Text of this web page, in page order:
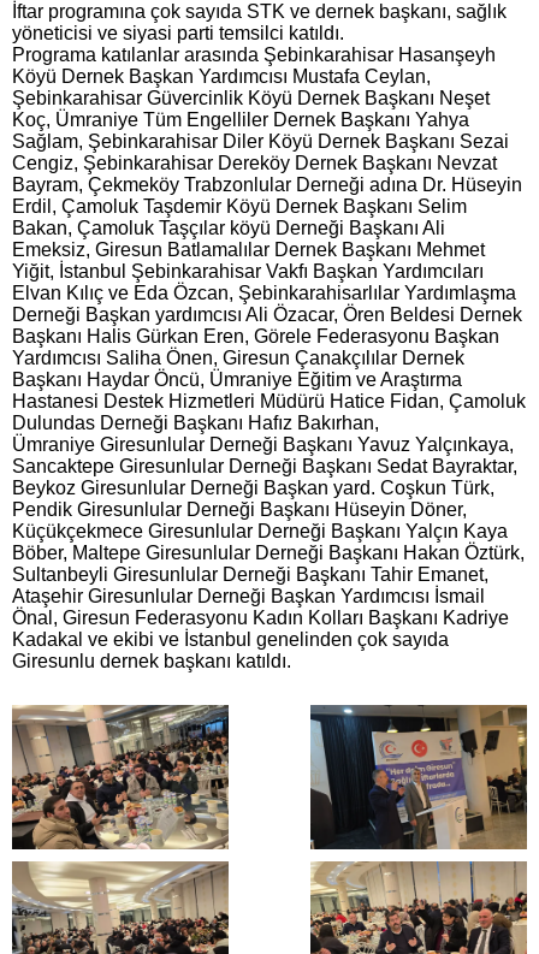
İftar programına çok sayıda STK ve dernek başkanı, sağlık
yöneticisi ve siyasi parti temsilci katıldı.
Programa katılanlar arasında Şebinkarahisar Hasanşeyh
Köyü Dernek Başkan Yardımcısı Mustafa Ceylan,
Şebinkarahisar Güvercinlik Köyü Dernek Başkanı Neşet
Koç, Ümraniye Tüm Engelliler Dernek Başkanı Yahya
Sağlam, Şebinkarahisar Diler Köyü Dernek Başkanı Sezai
Cengiz, Şebinkarahisar Dereköy Dernek Başkanı Nevzat
Bayram, Çekmeköy Trabzonlular Derneği adına Dr. Hüseyin
Erdil, Çamoluk Taşdemir Köyü Dernek Başkanı Selim
Bakan, Çamoluk Taşçılar köyü Derneği Başkanı Ali
Emeksiz, Giresun Batlamalılar Dernek Başkanı Mehmet
Yiğit, İstanbul Şebinkarahisar Vakfı Başkan Yardımcıları
Elvan Kılıç ve Eda Özcan, Şebinkarahisarlılar Yardımlaşma
Derneği Başkan yardımcısı Ali Özacar, Ören Beldesi Dernek
Başkanı Halis Gürkan Eren, Görele Federasyonu Başkan
Yardımcısı Saliha Önen, Giresun Çanakçılılar Dernek
Başkanı Haydar Öncü, Ümraniye Eğitim ve Araştırma
Hastanesi Destek Hizmetleri Müdürü Hatice Fidan, Çamoluk
Dulundas Derneği Başkanı Hafız Bakırhan,
Ümraniye Giresunlular Derneği Başkanı Yavuz Yalçınkaya,
Sancaktepe Giresunlular Derneği Başkanı Sedat Bayraktar,
Beykoz Giresunlular Derneği Başkan yard. Coşkun Türk,
Pendik Giresunlular Derneği Başkanı Hüseyin Döner,
Küçükçekmece Giresunlular Derneği Başkanı Yalçın Kaya
Böber, Maltepe Giresunlular Derneği Başkanı Hakan Öztürk,
Sultanbeyli Giresunlular Derneği Başkanı Tahir Emanet,
Ataşehir Giresunlular Derneği Başkan Yardımcısı İsmail
Önal, Giresun Federasyonu Kadın Kolları Başkanı Kadriye
Kadakal ve ekibi ve İstanbul genelinden çok sayıda
Giresunlu dernek başkanı katıldı.